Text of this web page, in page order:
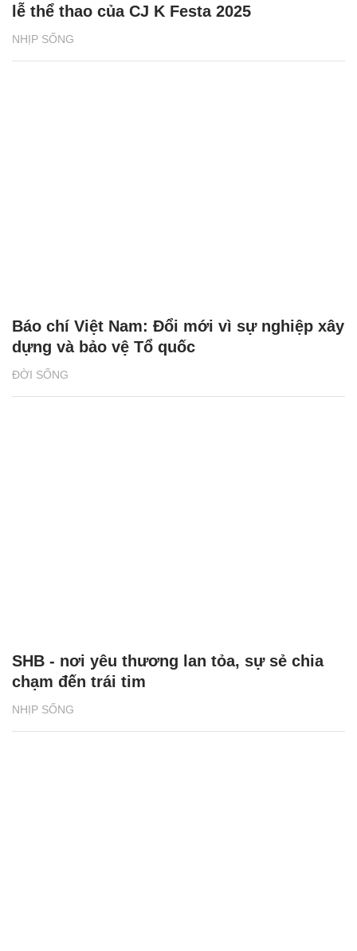
NHỊP SỐNG
lễ thể thao của CJ K Festa 2025
ĐỜI SỐNG
Báo chí Việt Nam: Đổi mới vì sự nghiệp xây
dựng và bảo vệ Tổ quốc
NHỊP SỐNG
SHB - nơi yêu thương lan tỏa, sự sẻ chia
chạm đến trái tim